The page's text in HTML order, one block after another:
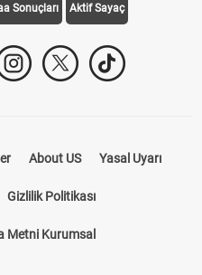
Sonuçları Aktif Sayaç
About US Yasal Uyarı
Gizlilik Politikası
Metni Kurumsal